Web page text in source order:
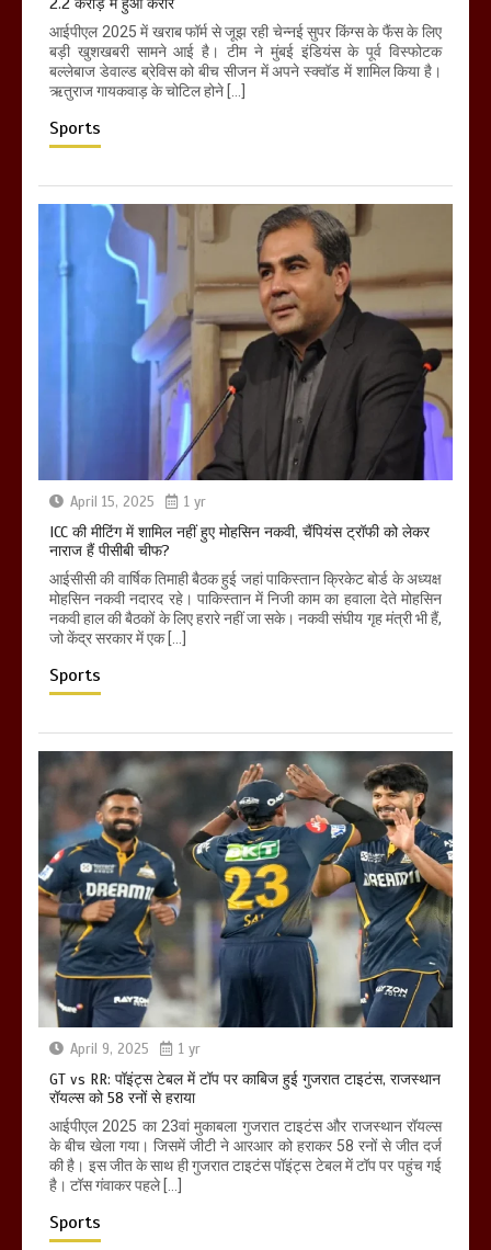
आईपीएल 2025 में खराब फॉर्म से जूझ रही चेन्नई सुपर किंग्स के फैंस के लिए
बड़ी खुशखबरी सामने आई है। टीम ने मुंबई इंडियंस के पूर्व विस्फोटक
बल्लेबाज डेवाल्ड ब्रेविस को बीच सीजन में अपने स्क्वॉड में शामिल किया है।
ऋतुराज गायकवाड़ के चोटिल होने […]
Sports
April 15, 2025 1 yr
ICC की मीटिंग में शामिल नहीं हुए मोहसिन नकवी, चैंपियंस ट्रॉफी को लेकर
नाराज हैं पीसीबी चीफ?
आईसीसी की वार्षिक तिमाही बैठक हुई जहां पाकिस्तान क्रिकेट बोर्ड के अध्यक्ष
मोहसिन नकवी नदारद रहे। पाकिस्तान में निजी काम का हवाला देते मोहसिन
नकवी हाल की बैठकों के लिए हरारे नहीं जा सके। नकवी संघीय गृह मंत्री भी हैं,
जो केंद्र सरकार में एक […]
Sports
April 9, 2025 1 yr
GT vs RR: पॉइंट्स टेबल में टॉप पर काबिज हुई गुजरात टाइटंस, राजस्थान
रॉयल्स को 58 रनों से हराया
आईपीएल 2025 का 23वां मुकाबला गुजरात टाइटंस और राजस्थान रॉयल्स
के बीच खेला गया। जिसमें जीटी ने आरआर को हराकर 58 रनों से जीत दर्ज
की है। इस जीत के साथ ही गुजरात टाइटंस पॉइंट्स टेबल में टॉप पर पहुंच गई
है। टॉस गंवाकर पहले […]
Sports